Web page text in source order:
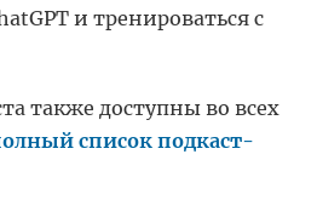
и тренироваться с
также доступны во всех
список подкаст-